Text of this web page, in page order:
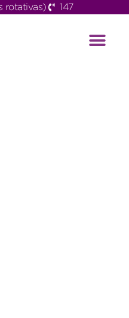
rotativas) 147